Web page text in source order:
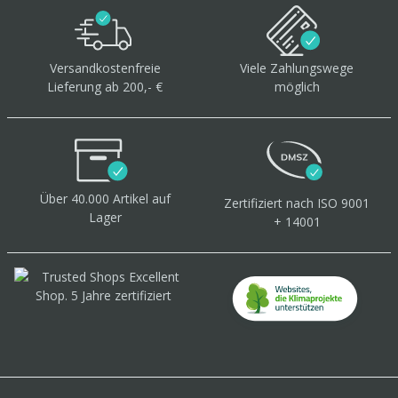
Versandkostenfreie
Lieferung ab 200,- €
Viele Zahlungswege
möglich
Über 40.000 Artikel auf
Lager
Zertifiziert nach ISO 9001
+ 14001